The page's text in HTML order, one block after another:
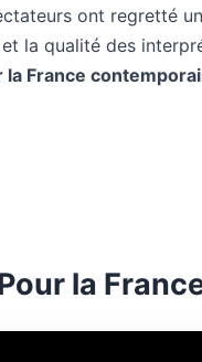
ont regretté
la qualité des
France
la